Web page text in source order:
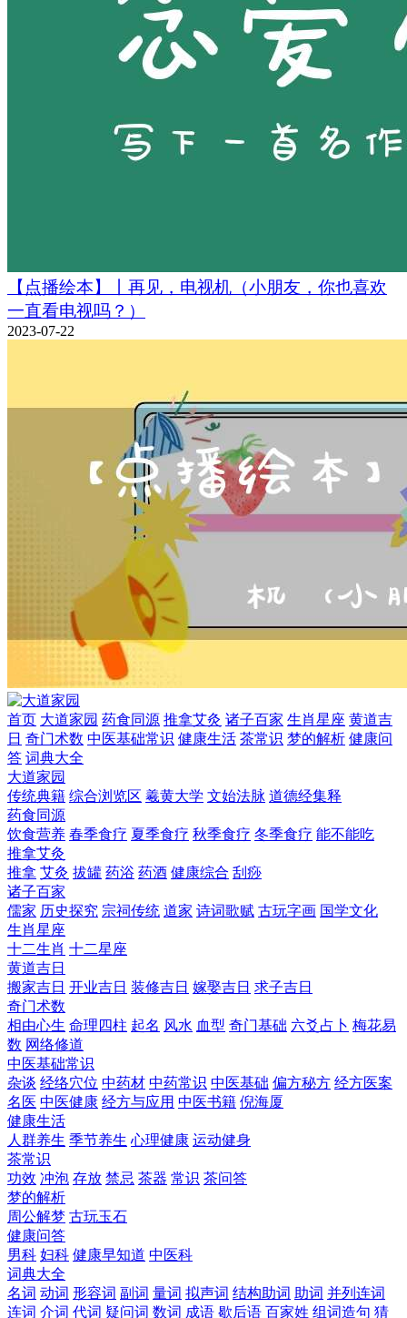
【点播绘本】丨再见，电视机（小朋友，你也喜欢
一直看电视吗？）
2023-07-22
首页 大道家园 药食同源 推拿艾灸 诸子百家 生肖星座 黄道吉
日 奇门术数 中医基础常识 健康生活 茶常识 梦的解析 健康问
答 词典大全
大道家园
传统典籍 综合浏览区 羲黄大学 文始法脉 道德经集释
药食同源
饮食营养 春季食疗 夏季食疗 秋季食疗 冬季食疗 能不能吃
推拿艾灸
推拿 艾灸 拔罐 药浴 药酒 健康综合 刮痧
诸子百家
儒家 历史探究 宗祠传统 道家 诗词歌赋 古玩字画 国学文化
生肖星座
十二生肖 十二星座
黄道吉日
搬家吉日 开业吉日 装修吉日 嫁娶吉日 求子吉日
奇门术数
相由心生 命理四柱 起名 风水 血型 奇门基础 六爻占卜 梅花易
数 网络修道
中医基础常识
杂谈 经络穴位 中药材 中药常识 中医基础 偏方秘方 经方医案
名医 中医健康 经方与应用 中医书籍 倪海厦
健康生活
人群养生 季节养生 心理健康 运动健身
茶常识
功效 冲泡 存放 禁忌 茶器 常识 茶问答
梦的解析
周公解梦 古玩玉石
健康问答
男科 妇科 健康早知道 中医科
词典大全
名词 动词 形容词 副词 量词 拟声词 结构助词 助词 并列连词
连词 介词 代词 疑问词 数词 成语 歇后语 百家姓 组词造句 猜